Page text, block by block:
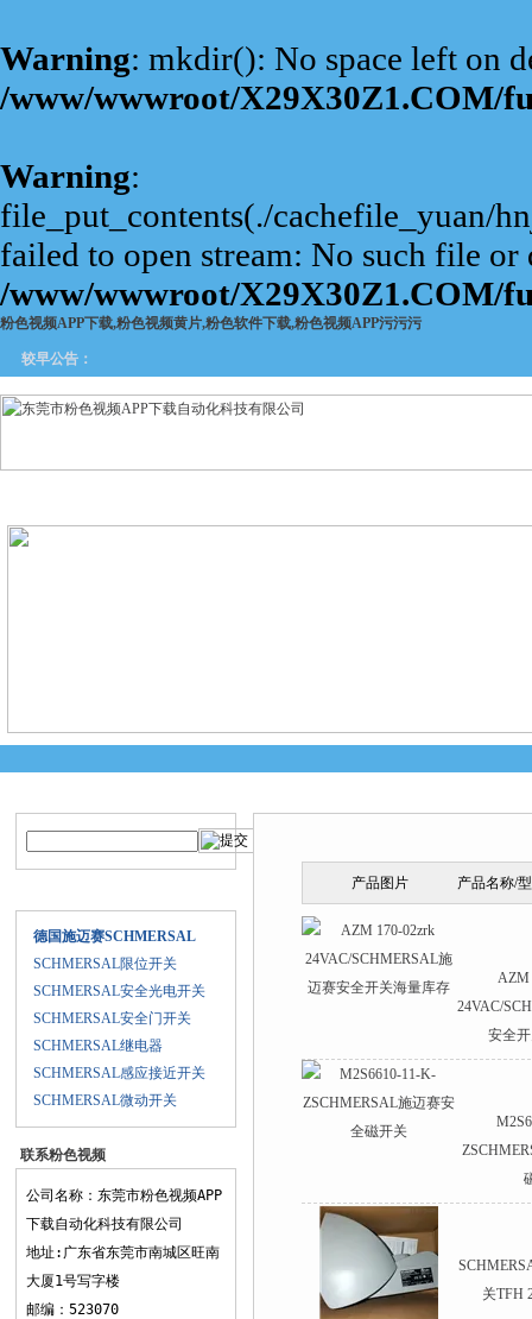
Warning: mkdir(): No space left on
/www/wwwroot/X29X30Z1.COM/
Warning:
file_put_contents(./cachefile_yuan/
failed to open stream: No such file
/www/wwwroot/X29X30Z1.COM/
粉色视频APP下载,粉色视频黄片,粉色软件下载,粉色视频APP污污污
较早公告：
下载
德国施迈赛SCHMERSAL
SCHMERSAL限位开关
SCHMERSAL安全光电开关
SCHMERSAL安全门开关
SCHMERSAL继电器
SCHMERSAL感应接近开关
SCHMERSAL微动开关
联系粉色视频
APP下载
公司名称：东莞市粉色视频APP
下载自动化科技有限公司
地址:广东省东莞市南城区旺南
大厦1号写字楼
邮编：523070
产品图片 产品名称/
AZM
24VAC/
安全
关TFH